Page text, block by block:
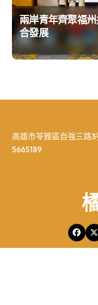
兩岸青年齊聚福
合發展
高雄市苓雅區自強三路
5665189